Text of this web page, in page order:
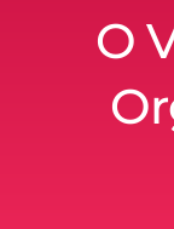
O